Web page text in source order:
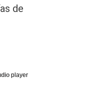
de
player